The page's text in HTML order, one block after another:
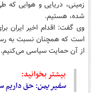
زمینی، دریایی و هوایی که
شده، هستیم.
وی گفت: اقدام اخیر ایران
است که همچنان نسبت به
از آن حمایت سیاسی می‌کنیم.
بیشتر بخوانید:
سفیریمن: حق داریم